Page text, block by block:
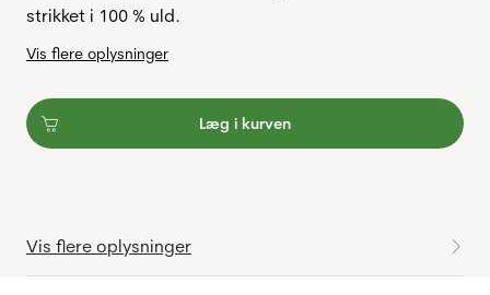
strikket i 100 % uld.
Vis flere oplysninger
Læg i kurven
Vis flere oplysninger